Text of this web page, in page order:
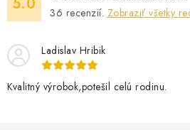
36 recenzií. Zobraziť všetky
Ladislav Hribik
Kvalitný výrobok,potešil celú rodinu.